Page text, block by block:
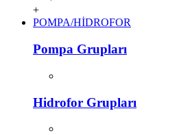
+
POMPA/HİDROFOR
Pompa Grupları
Hidrofor Grupları